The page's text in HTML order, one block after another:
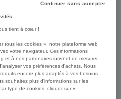
Continuer sans accepter
tient à cœur !
tous les cookies », notre plateforme web
votre navigateur. Ces informations
et à nos partenaires internet de mesurer
vos préférences d'achats. Nous
encore plus adaptés à vos besoins
souhaitez plus d'informations sur les
type de cookies, cliquez sur «